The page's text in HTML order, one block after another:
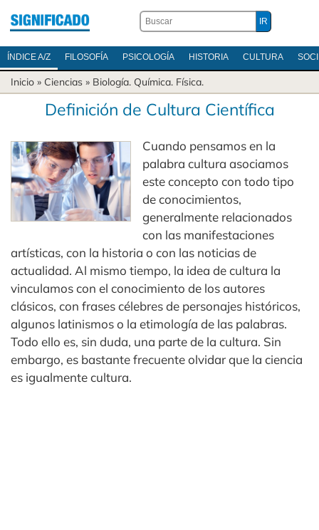
ÍNDICE A/Z FILOSOFÍA PSICOLOGÍA HISTORIA CULTURA
Inicio » Ciencias » Biología. Química. Física.
Definición de Cultura Científica
Cuando pensamos en la
palabra cultura asociamos
este concepto con todo tipo
de conocimientos,
generalmente relacionados
con las manifestaciones
artísticas, con la historia o con las noticias de
actualidad. Al mismo tiempo, la idea de cultura la
vinculamos con el conocimiento de los autores
clásicos, con frases célebres de personajes históricos,
algunos latinismos o la etimología de las palabras.
Todo ello es, sin duda, una parte de la cultura. Sin
embargo, es bastante frecuente olvidar que la ciencia
es igualmente cultura.